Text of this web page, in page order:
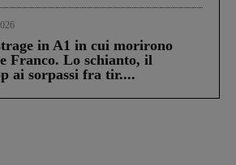
in A1 in cui morirono
Franco. Lo schianto, il
ai sorpassi fra tir....